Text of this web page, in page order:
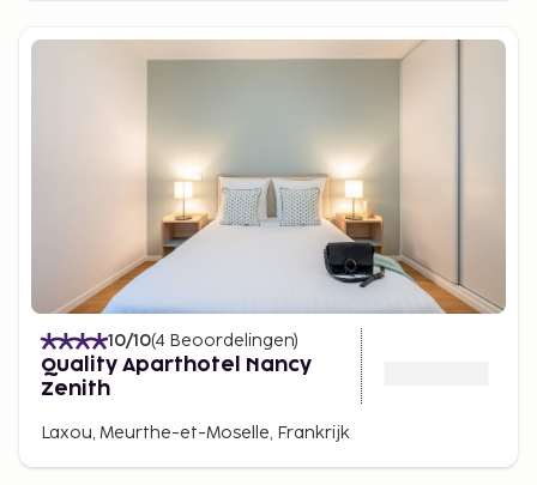
10/10(4 Beoordelingen)
Quality Aparthotel Nancy
Zenith
Laxou, Meurthe-et-Moselle, Frankrijk